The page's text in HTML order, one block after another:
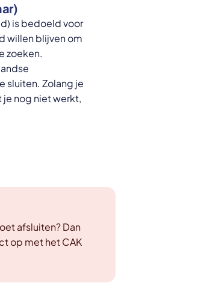
is bedoeld voor
willen blijven om
zoeken.
sluiten. Zolang je
nog niet werkt,
afsluiten? Dan
op met het CAK